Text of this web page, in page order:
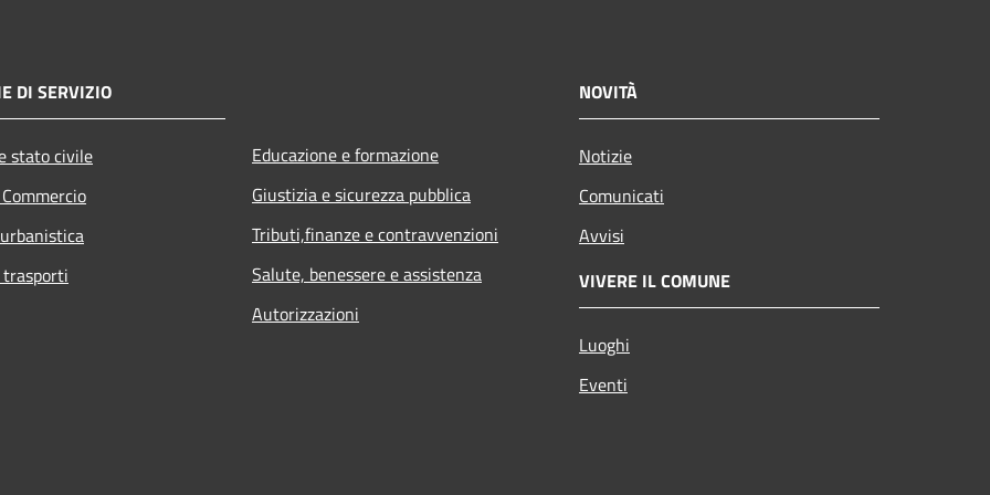
DI SERVIZIO
stato civile
Educazione e formazione
Giustizia e sicurezza pubblica
Tributi,finanze e contravvenzioni
Salute, benessere e assistenza
Autorizzazioni
NOVITÀ
Notizie
Comunicati
Avvisi
VIVERE IL COMUNE
Luoghi
Eventi